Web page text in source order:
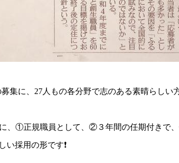
集に、27人もの各分野で志のある素晴らしい
、①正規職員として、②３年間の任期付きで
い採用の形です❗️